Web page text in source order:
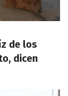
de los
dicen